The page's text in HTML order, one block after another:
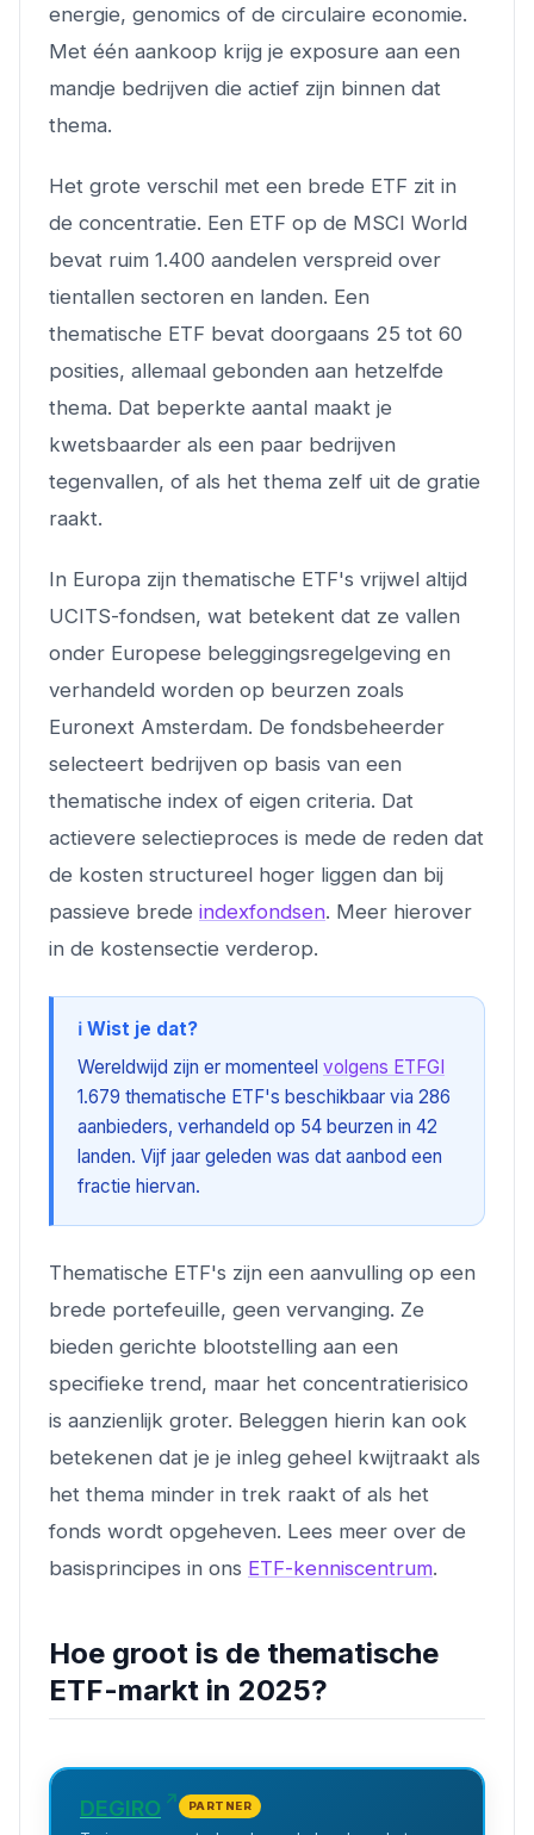
energie, genomics of de circulaire economie.
Met één aankoop krijg je exposure aan een
mandje bedrijven die actief zijn binnen dat
thema.
Het grote verschil met een brede ETF zit in
de concentratie. Een ETF op de MSCI World
bevat ruim 1.400 aandelen verspreid over
tientallen sectoren en landen. Een
thematische ETF bevat doorgaans 25 tot 60
posities, allemaal gebonden aan hetzelfde
thema. Dat beperkte aantal maakt je
kwetsbaarder als een paar bedrijven
tegenvallen, of als het thema zelf uit de gratie
raakt.
In Europa zijn thematische ETF's vrijwel altijd
UCITS-fondsen, wat betekent dat ze vallen
onder Europese beleggingsregelgeving en
verhandeld worden op beurzen zoals
Euronext Amsterdam. De fondsbeheerder
selecteert bedrijven op basis van een
thematische index of eigen criteria. Dat
actievere selectieproces is mede de reden dat
de kosten structureel hoger liggen dan bij
passieve brede indexfondsen. Meer hierover
in de kostensectie verderop.
ℹ️ Wist je dat?
Wereldwijd zijn er momenteel volgens ETFGI
1.679 thematische ETF's beschikbaar via 286
aanbieders, verhandeld op 54 beurzen in 42
landen. Vijf jaar geleden was dat aanbod een
fractie hiervan.
Thematische ETF's zijn een aanvulling op een
brede portefeuille, geen vervanging. Ze
bieden gerichte blootstelling aan een
specifieke trend, maar het concentratierisico
is aanzienlijk groter. Beleggen hierin kan ook
betekenen dat je je inleg geheel kwijtraakt als
het thema minder in trek raakt of als het
fonds wordt opgeheven. Lees meer over de
basisprincipes in ons ETF-kenniscentrum.
Hoe groot is de thematische
ETF-markt in 2025?
DEGIRO PARTNER